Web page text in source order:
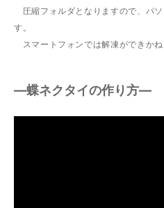
圧縮フォルダとなりますので、パ
す。
スマートフォンでは解凍ができかね
―蝶ネクタイの作り方―